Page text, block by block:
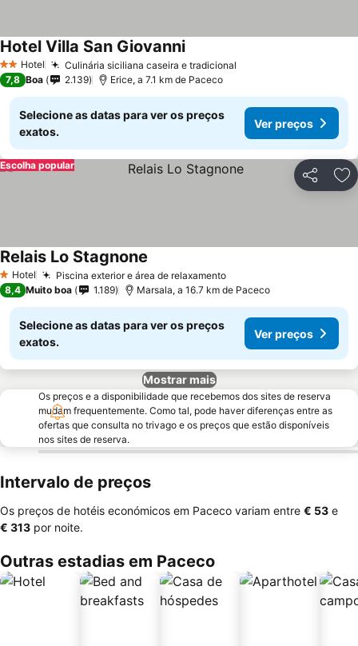
2 Estrelas
Hotel Culinária siciliana caseira e tradicional
Hotel Villa San Giovanni
7,8 Boa 2.139 Erice, a 7.1 km de Paceco
Selecione as datas para ver os preços
exatos.
Ver preços
Partilhar
Escolha popular
1 Estrelas
Hotel Piscina exterior e área de relaxamento
Relais Lo Stagnone
8,4 Muito boa 1.189 Marsala, a 16.7 km de Paceco
Selecione as datas para ver os preços
exatos.
Ver preços
Mostrar mais
Os preços e a disponibilidade que recebemos dos sites de reserva
mudam frequentemente. Como tal, pode haver diferenças entre as
ofertas que consulta no trivago e os preços que estão disponíveis
nos sites de reserva.
Intervalo de preços
Os preços de hotéis económicos em Paceco variam entre ‎€ 53 e
‎€ 313 por noite.
Outras estadias em Paceco